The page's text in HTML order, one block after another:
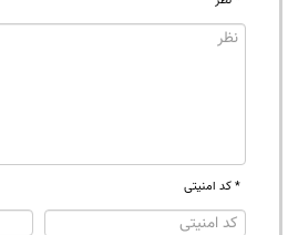
* کد امنیتی